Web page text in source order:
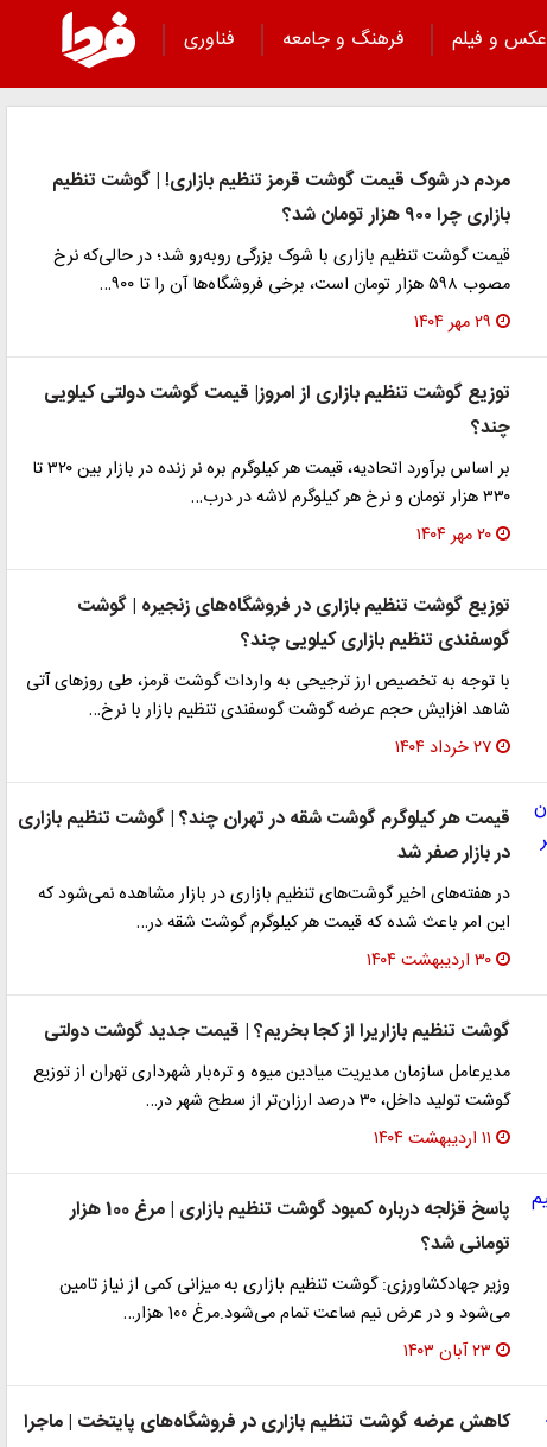
عکس و فیلم فرهنگ و جامعه
فناوری
مردم در شوک قیمت گوشت قرمز تنظیم بازاری! | گوشت تنظیم
بازاری چرا ۹۰۰ هزار تومان شد؟
قیمت گوشت تنظیم بازاری با شوک بزرگی روبه‌رو شد؛ در حالی‌که نرخ
مصوب ۵۹۸ هزار تومان است، برخی فروشگاه‌ها آن را تا ۹۰۰…
۲۹ مهر ۱۴۰۴
توزیع گوشت تنظیم بازاری از امروز| قیمت گوشت دولتی کیلویی
چند؟
بر اساس برآورد اتحادیه، قیمت هر کیلوگرم بره نر زنده در بازار بین ۳۲۰ تا
۳۳۰ هزار تومان و نرخ هر کیلوگرم لاشه در درب…
۲۰ مهر ۱۴۰۴
توزیع گوشت تنظیم بازاری در فروشگاه‌های زنجیره | گوشت
گوسفندی تنظیم بازاری کیلویی چند؟
با توجه به تخصیص ارز ترجیحی به واردات گوشت قرمز، طی روزهای آتی
شاهد افزایش حجم عرضه گوشت گوسفندی تنظیم بازار با نرخ…
۲۷ خرداد ۱۴۰۴
قیمت هر کیلوگرم گوشت شقه در تهران چند؟ | گوشت تنظیم بازاری
در بازار صفر شد
در هفته‌های اخیر گوشت‌های تنظیم بازاری در بازار مشاهده نمی‌شود که
این امر باعث شده که قیمت هر کیلوگرم گوشت شقه در…
۳۰ اردیبهشت ۱۴۰۴
گوشت تنظیم بازاریرا از کجا بخریم؟ | قیمت جدید گوشت دولتی
مدیرعامل سازمان مدیریت میادین میوه و تره‌بار شهرداری تهران از توزیع
گوشت تولید داخل، ۳۰ درصد ارزان‌تر از سطح شهر در…
۱۱ اردیبهشت ۱۴۰۴
پاسخ قزلجه درباره کمبود گوشت تنظیم بازاری | مرغ 100 هزار
تومانی شد؟
وزیر جهادکشاورزی: گوشت تنظیم بازاری به میزانی کمی از نیاز تامین
می‌شود و در عرض نیم ساعت تمام می‌شود.مرغ 100 هزار…
۲۳ آبان ۱۴۰۳
کاهش عرضه گوشت تنظیم بازاری در فروشگاه‌های پایتخت | ماجرا